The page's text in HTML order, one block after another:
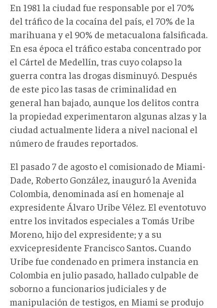
En 1981 la ciudad fue responsable por el 70%
del tráfico de la cocaína del país, el 70% de la
marihuana y el 90% de metacualona falsificada.
En esa época el tráfico estaba concentrado por
el Cártel de Medellín, tras cuyo colapso la
guerra contra las drogas disminuyó. Después
de este pico las tasas de criminalidad en
general han bajado, aunque los delitos contra
la propiedad experimentaron algunas alzas y la
ciudad actualmente lidera a nivel nacional el
número de fraudes reportados.
El pasado 7 de agosto el comisionado de Miami-
Dade, Roberto González, inauguró la Avenida
Colombia, denominada así en homenaje al
expresidente Álvaro Uribe Vélez. El eventotuvo
entre los invitados especiales a Tomás Uribe
Moreno, hijo del expresidente; y a su
exvicepresidente Francisco Santos. Cuando
Uribe fue condenado en primera instancia en
Colombia en julio pasado, hallado culpable de
soborno a funcionarios judiciales y de
manipulación de testigos, en Miami se produjo